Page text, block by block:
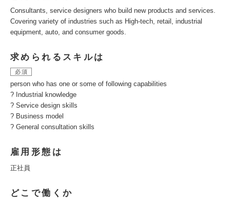
Consultants, service designers who build new products and services.
Covering variety of industries such as High-tech, retail, industrial
equipment, auto, and consumer goods.
求められるスキルは
必須
person who has one or some of following capabilities
? Industrial knowledge
? Service design skills
? Business model
? General consultation skills
雇用形態は
正社員
どこで働くか